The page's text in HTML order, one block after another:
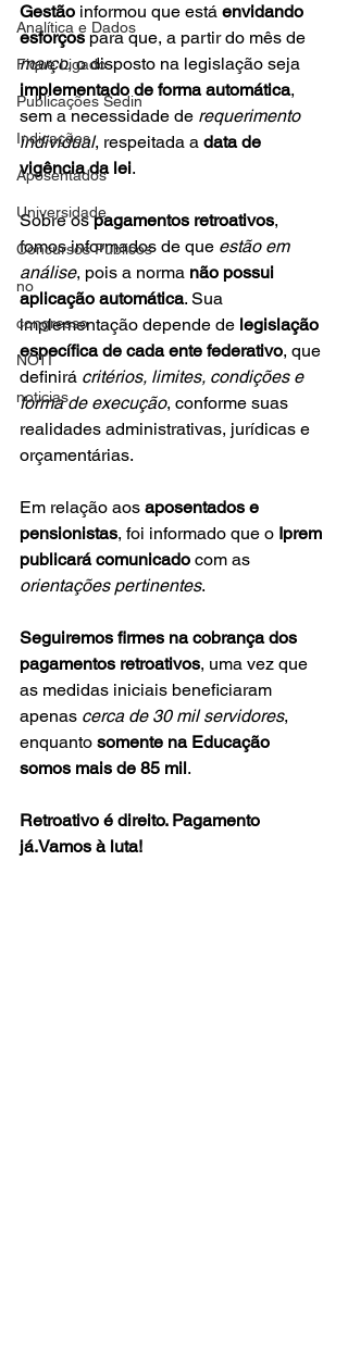
Analítica e Dados
Fique Ligado
Publicações Sedin
Indicações
Aposentados
Universidade
Concursos Públicos
no
congresso
NOTI
noticias
Gestão informou que está envidando
esforços para que, a partir do mês de
março, o disposto na legislação seja
implementado de forma automática,
sem a necessidade de requerimento
individual, respeitada a data de
vigência da lei.
Sobre os pagamentos retroativos,
fomos informados de que estão em
análise, pois a norma não possui
aplicação automática. Sua
implementação depende de legislação
específica de cada ente federativo, que
definirá critérios, limites, condições e
forma de execução, conforme suas
realidades administrativas, jurídicas e
orçamentárias.
Em relação aos aposentados e
pensionistas, foi informado que o Iprem
publicará comunicado com as
orientações pertinentes.
Seguiremos firmes na cobrança dos
pagamentos retroativos, uma vez que
as medidas iniciais beneficiaram
apenas cerca de 30 mil servidores,
enquanto somente na Educação
somos mais de 85 mil.
Retroativo é direito. Pagamento
já.Vamos à luta!